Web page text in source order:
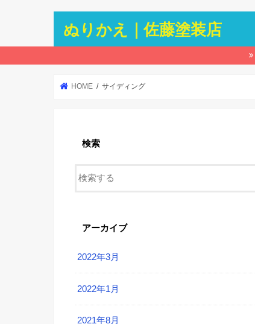
ぬりかえ｜佐藤塗装店
HOME サイディング
検索
アーカイブ
2022年3月
2022年1月
2021年8月